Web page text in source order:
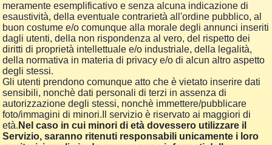
meramente esemplificativo e senza alcuna indicazione di
esaustività, della eventuale contrarietà all'ordine pubblico, al
buon costume e/o comunque alla morale degli annunci inseriti
dagli utenti, della non rispondenza al vero, del rispetto dei
diritti di proprietà intellettuale e/o industriale, della legalità,
della normativa in materia di privacy e/o di alcun altro aspetto
degli stessi.
Gli utenti prendono comunque atto che è vietato inserire dati
sensibili, nonchè dati personali di terzi in assenza di
autorizzazione degli stessi, nonchè immettere/pubblicare
foto/immagini di minori.Il servizio è riservato ai maggiori di
età. Nel caso in cui minori di età dovessero utilizzare il
Servizio, saranno ritenuti responsabili unicamente i loro